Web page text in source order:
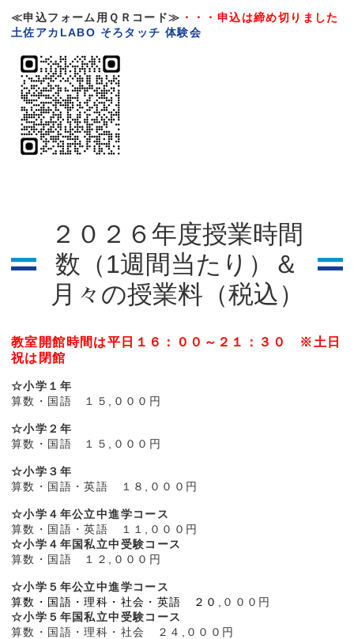
≪申込フォーム用ＱＲコード≫ ・・・申込は締め切りました
土佐アカLABO そろタッチ 体験会
２０２６年度授業時間
数（1週間当たり）＆
月々の授業料（税込）
教室開館時間は平日１６：００～２１：３０ ※土日
祝は閉館
☆小学１年
算数・国語 １５,０００円
☆小学２年
算数・国語 １５,０００円
☆小学３年
算数・国語・英語 １８,０００円
☆小学４年公立中進学コース
算数・国語・英語 １１,０００円
☆小学４年国私立中受験コース
算数・国語 １２,０００円
☆小学５年公立中進学コース
算数・国語・理科・社会・英語 ２０
,０００円
☆小学５年国私立中受験コース
算数・国語・理科・社会 ２４,０００円